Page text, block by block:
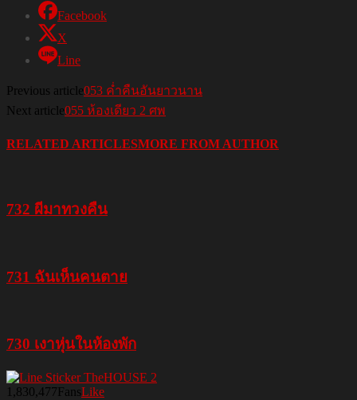
Facebook
X
Line
Previous article053 ค่ำคืนอันยาวนาน
Next article055 ห้องเดียว 2 ศพ
RELATED ARTICLESMORE FROM AUTHOR
732 ผีมาทวงคืน
731 ฉันเห็นคนตาย
730 เงาหุ่นในห้องพัก
1,830,477FansLike